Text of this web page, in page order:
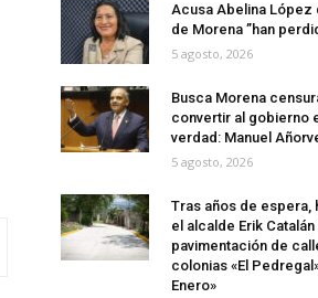
Acusa Abelina López
de Morena ”han
5 agosto, 2026
Busca Morena
convertir al gobierno
verdad: Manuel
5 agosto, 2026
Tras años de espera,
el alcalde Erik Catalán
pavimentación de
colonias «El
Enero»